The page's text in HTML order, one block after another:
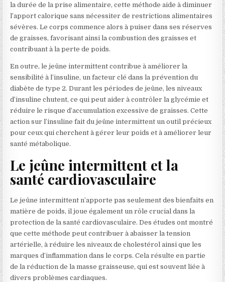
la durée de la prise alimentaire, cette méthode aide à diminuer
l’apport calorique sans nécessiter de restrictions alimentaires
sévères. Le corps commence alors à puiser dans ses réserves
de graisses, favorisant ainsi la combustion des graisses et
contribuant à la perte de poids.
En outre, le jeûne intermittent contribue à améliorer la
sensibilité à l’insuline, un facteur clé dans la prévention du
diabète de type 2. Durant les périodes de jeûne, les niveaux
d’insuline chutent, ce qui peut aider à contrôler la glycémie et
réduire le risque d’accumulation excessive de graisses. Cette
action sur l’insuline fait du jeûne intermittent un outil précieux
pour ceux qui cherchent à gérer leur poids et à améliorer leur
santé métabolique.
Le jeûne intermittent et la
santé cardiovasculaire
Le jeûne intermittent n’apporte pas seulement des bienfaits en
matière de poids, il joue également un rôle crucial dans la
protection de la santé cardiovasculaire. Des études ont montré
que cette méthode peut contribuer à abaisser la tension
artérielle, à réduire les niveaux de cholestérol ainsi que les
marques d’inflammation dans le corps. Cela résulte en partie
de la réduction de la masse graisseuse, qui est souvent liée à
divers problèmes cardiaques.